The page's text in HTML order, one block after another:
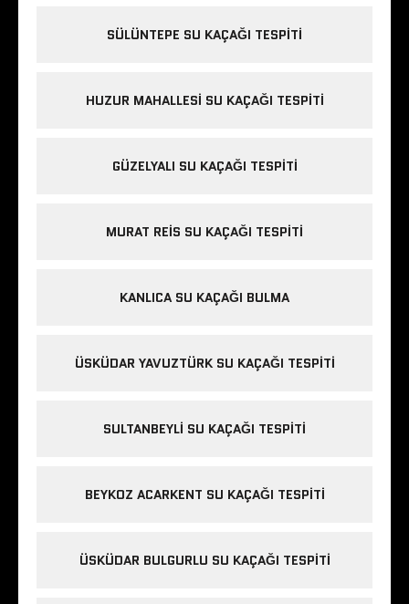
SÜLÜNTEPE SU KAÇAĞI TESPITI
HUZUR MAHALLESI SU KAÇAĞI TESPITI
GÜZELYALI SU KAÇAĞI TESPITI
MURAT REIS SU KAÇAĞI TESPITI
KANLICA SU KAÇAĞI BULMA
ÜSKÜDAR YAVUZTÜRK SU KAÇAĞI TESPITI
SULTANBEYLI SU KAÇAĞI TESPITI
BEYKOZ ACARKENT SU KAÇAĞI TESPITI
ÜSKÜDAR BULGURLU SU KAÇAĞI TESPITI